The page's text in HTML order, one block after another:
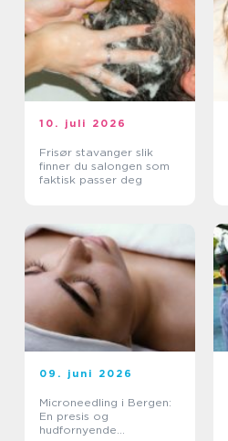
10. juli 2026
Frisør stavanger slik
finner du salongen som
faktisk passer deg
09. juni 2026
Microneedling i Bergen:
En presis og
hudfornyende